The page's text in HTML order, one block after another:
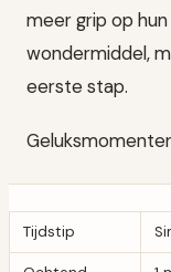
meer grip op
wondermiddel,
eerste stap.
Tijdstip